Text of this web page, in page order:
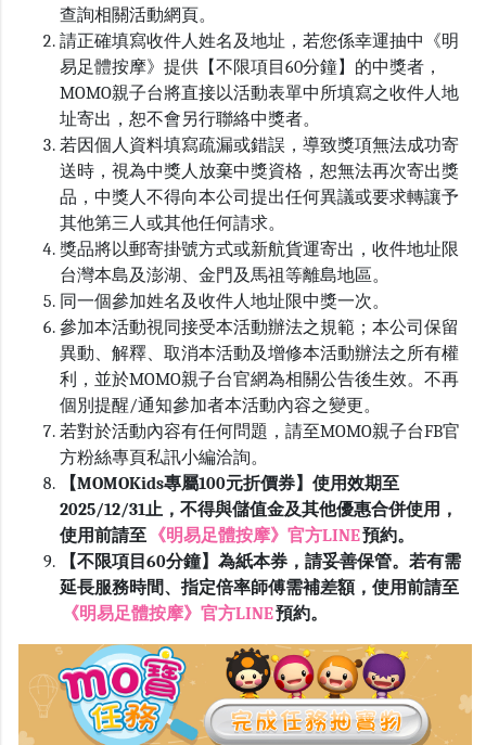
查詢相關活動網頁。
請正確填寫收件人姓名及地址，若您係幸運抽中《明
易足體按摩》提供【不限項目 60分鐘】的中獎者，
MOMO親子台將直接以活動表單中所填寫之收件人地
址寄出，恕不會另行聯絡中獎者。
若因個人資料填寫疏漏或錯誤，導致獎項無法成功寄
送時，視為中獎人放棄中獎資格，恕無法再次寄出獎
品，中獎人不得向本公司提出任何異議或要求轉讓予
其他第三人或其他任何請求。
獎品將以郵寄掛號方式或新航貨運寄出，收件地址限
台灣本島及澎湖、金門及馬祖等離島地區。
同一個參加姓名及收件人地址限中獎一次。
參加本活動視同接受本活動辦法之規範；本公司保留
異動、解釋、取消本活動及增修本活動辦法之所有權
利，並於MOMO親子台官網為相關公告後生效。不再
個別提醒/通知參加者本活動內容之變更。
若對於活動內容有任何問題，請至MOMO親子台FB官
方粉絲專頁私訊小編洽詢。
【MOMOKids專屬100元折價券】使用效期至
2025/12/31止，不得與儲值金及其他優惠合併使用，
使用前請至
《明易足體按摩》官方LINE預約。
【不限項目60分鐘】為紙本券，請妥善保管。若有需
延長服務時間、指定倍率師傅需補差額，使用前請至
《明易足體按摩》官方LINE預約。